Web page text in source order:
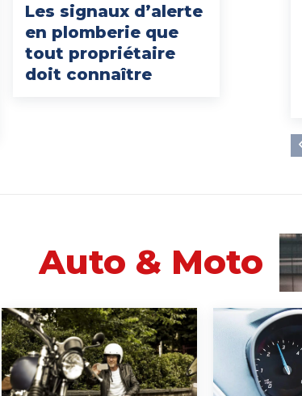
Les signaux d’alerte
en plomberie que
tout propriétaire
doit connaître
Auto & Moto